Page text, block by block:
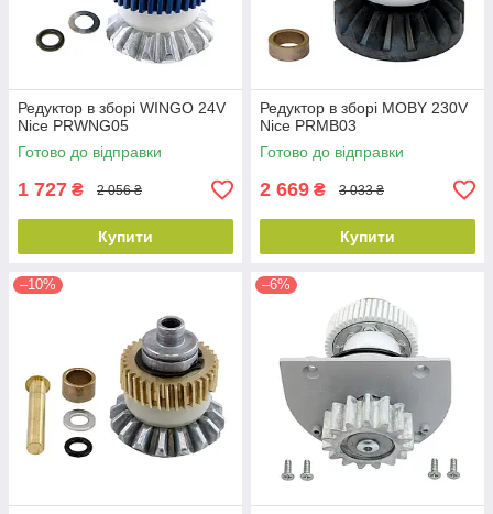
Редуктор в зборі WINGO 24V
Nice PRWNG05
Готово до відправки
1 727 ₴ 2 056 ₴
Купити
Редуктор в зборі MOBY 230V
Nice PRMB03
Готово до відправки
2 669 ₴ 3 033 ₴
Купити
–10% –6%